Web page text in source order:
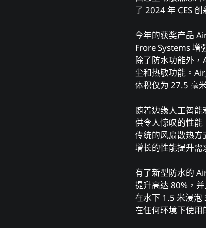
了 2024 年 CES
今年的获奖产品
Frore Systems 增
除了防⽔功能外
尘和热敏功能。
体积仅为 27.5 毫
随着边缘⼈⼯智
供令⼈惊叹的性能
传统的⻛扇散热⽅
增⻓的性能提升需
有了新型防⽔的
提升⾼达 80%，
在⽔下 1.5 ⽶浸泡
在任何环境下使⽤